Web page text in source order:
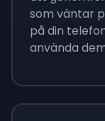
som väntar
på din
använda